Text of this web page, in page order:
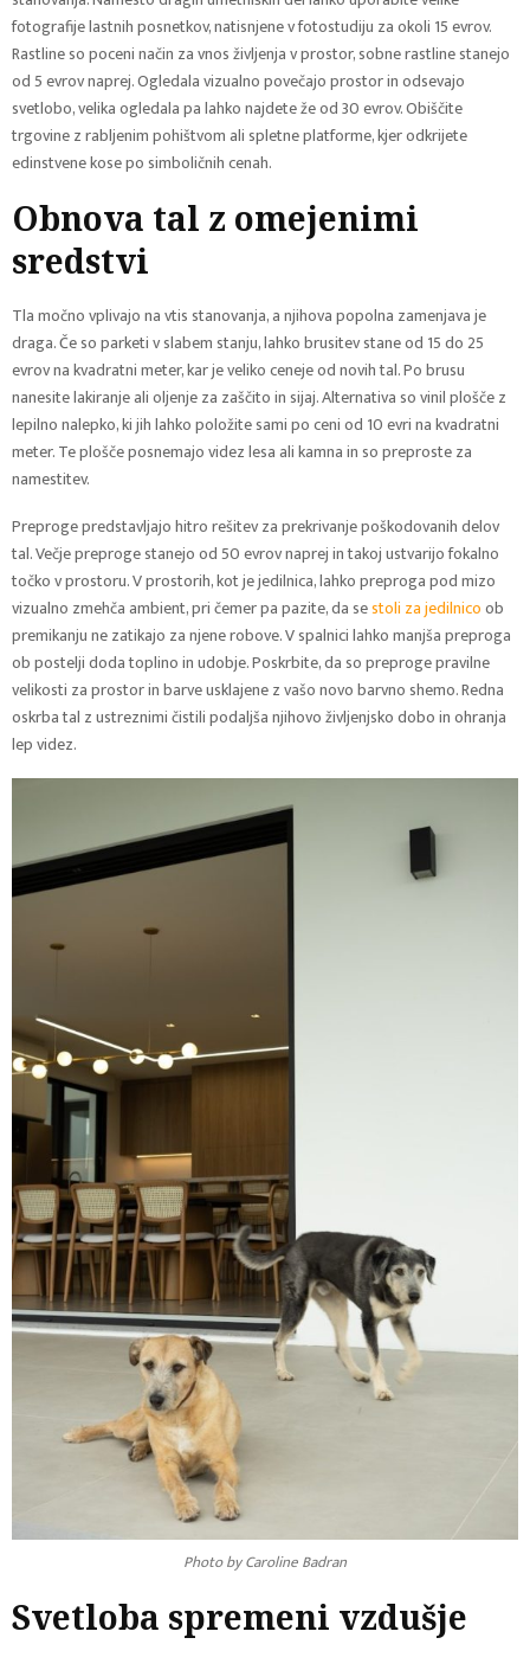
fotografije lastnih posnetkov, natisnjene v fotostudiju za okoli 15 evrov.
Rastline so poceni način za vnos življenja v prostor, sobne rastline stanejo
od 5 evrov naprej. Ogledala vizualno povečajo prostor in odsevajo
svetlobo, velika ogledala pa lahko najdete že od 30 evrov. Obiščite
trgovine z rabljenim pohištvom ali spletne platforme, kjer odkrijete
edinstvene kose po simboličnih cenah.
Obnova tal z omejenimi
sredstvi
Tla močno vplivajo na vtis stanovanja, a njihova popolna zamenjava je
draga. Če so parketi v slabem stanju, lahko brusitev stane od 15 do 25
evrov na kvadratni meter, kar je veliko ceneje od novih tal. Po brusu
nanesite lakiranje ali oljenje za zaščito in sijaj. Alternativa so vinil plošče z
lepilno nalepko, ki jih lahko položite sami po ceni od 10 evri na kvadratni
meter. Te plošče posnemajo videz lesa ali kamna in so preproste za
namestitev.
Preproge predstavljajo hitro rešitev za prekrivanje poškodovanih delov
tal. Večje preproge stanejo od 50 evrov naprej in takoj ustvarijo fokalno
točko v prostoru. V prostorih, kot je jedilnica, lahko preproga pod mizo
vizualno zmehča ambient, pri čemer pa pazite, da sestoli za jedilnicoob
premikanju ne zatikajo za njene robove. V spalnici lahko manjša preproga
ob postelji doda toplino in udobje. Poskrbite, da so preproge pravilne
velikosti za prostor in barve usklajene z vašo novo barvno shemo. Redna
oskrba tal z ustreznimi čistili podaljša njihovo življenjsko dobo in ohranja
lep videz.
Photo by Caroline Badran
Svetloba spremeni vzdušje